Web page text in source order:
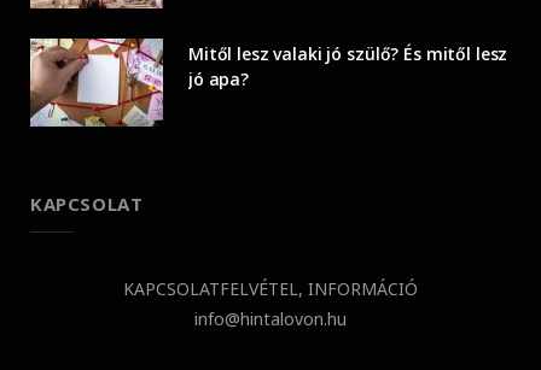
Mitől lesz valaki jó szülő? És mitől lesz
jó apa?
KAPCSOLAT
KAPCSOLATFELVÉTEL, INFORMÁCIÓ
info@hintalovon.hu